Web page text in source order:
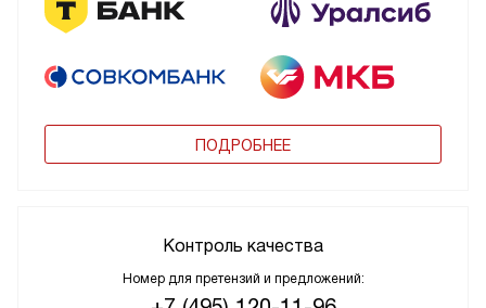
ПОДРОБНЕЕ
Контроль качества
Номер для претензий и предложений: